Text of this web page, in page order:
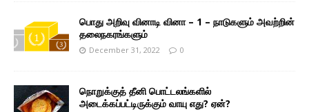
பொது அறிவு வினாடி வினா – 1 – நாடுகளும் அவற்றின்
தலைநகரங்களும்
December 31, 2022 0
நொறுக்குத் தீனி பொட்டலங்களில்
அடைக்கப்பட்டிருக்கும் வாயு எது? ஏன்?